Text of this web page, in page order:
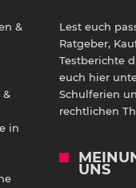
&
&
in
Lest euch
Ratgeber,
Testberichte
euch hier
Schulferien
rechtlichen
UNS